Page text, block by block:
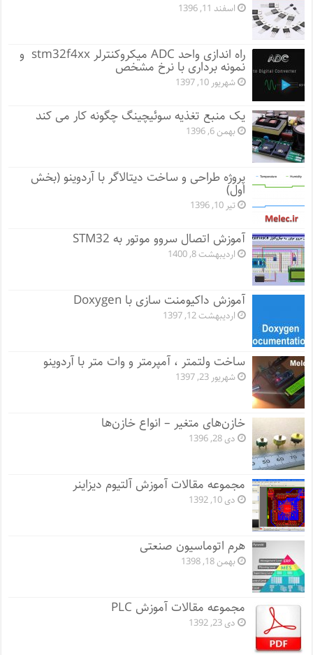
اسفند 11, 1396
راه اندازی واحد ADC میکروکنترلر stm32f4xx و
نمونه برداری با نرخ مشخص
شهریور 10, 1397
یک منبع تغذیه سوئیچینگ چگونه کار می کند
بهمن 6, 1396
پروژه طراحی و ساخت دیتالاگر با آردوینو (بخش
اول)
تیر 10, 1396
آموزش اتصال سروو موتور به STM32
اردیبهشت 8, 1400
آموزش داکیومنت سازی با Doxygen
اردیبهشت 12, 1397
ساخت ولتمتر ، آمپرمتر و وات متر با آردوینو
شهریور 23, 1397
خازن‌های متغیر – انواع خازن‌ها
دی 28, 1396
مجموعه مقالات آموزش آلتیوم دیزاینر
دی 10, 1392
هرم اتوماسیون صنعتی
بهمن 18, 1398
مجموعه مقالات آموزش PLC
دی 23, 1392